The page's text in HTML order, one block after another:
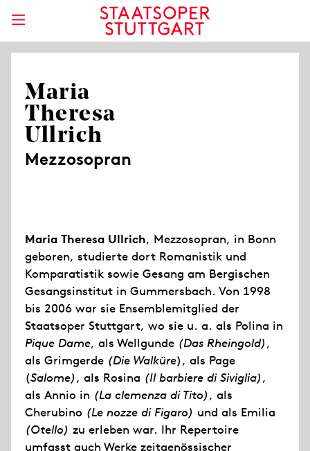
Maria
Theresa
Ullrich
Mezzosopran
Maria Theresa Ullrich, Mezzosopran, in Bonn
geboren, studierte dort Romanistik und
Komparatistik sowie Gesang am Bergischen
Gesangsinstitut in Gummersbach. Von 1998
bis 2006 war sie Ensemblemitglied der
Staatsoper Stuttgart, wo sie u. a. als Polina in
Pique Dame, als Wellgunde (Das Rheingold),
als Grimgerde (Die Walküre), als Page
(Salome), als Rosina (Il barbiere di Siviglia),
als Annio in (La clemenza di Tito), als
Cherubino (Le nozze di Figaro) und als Emilia
(Otello) zu erleben war. Ihr Repertoire
umfasst auch Werke zeitgenössischer